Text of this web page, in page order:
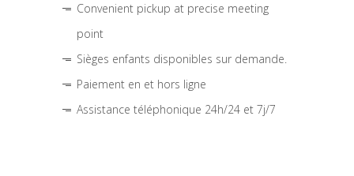
Convenient pickup at precise meeting
point
Sièges enfants disponibles sur demande.
Paiement en et hors ligne
Assistance téléphonique 24h/24 et 7j/7